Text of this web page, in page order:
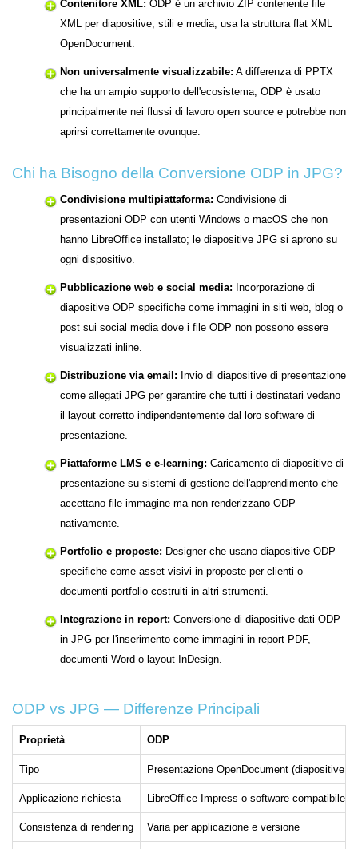
Contenitore XML: ODP è un archivio ZIP contenente file
XML per diapositive, stili e media; usa la struttura flat XML
OpenDocument.
Non universalmente visualizzabile: A differenza di PPTX
che ha un ampio supporto dell'ecosistema, ODP è usato
principalmente nei flussi di lavoro open source e potrebbe non
aprirsi correttamente ovunque.
Chi ha Bisogno della Conversione ODP in JPG?
Condivisione multipiattaforma: Condivisione di
presentazioni ODP con utenti Windows o macOS che non
hanno LibreOffice installato; le diapositive JPG si aprono su
ogni dispositivo.
Pubblicazione web e social media: Incorporazione di
diapositive ODP specifiche come immagini in siti web, blog o
post sui social media dove i file ODP non possono essere
visualizzati inline.
Distribuzione via email: Invio di diapositive di presentazione
come allegati JPG per garantire che tutti i destinatari vedano
il layout corretto indipendentemente dal loro software di
presentazione.
Piattaforme LMS e e-learning: Caricamento di diapositive di
presentazione su sistemi di gestione dell'apprendimento che
accettano file immagine ma non renderizzano ODP
nativamente.
Portfolio e proposte: Designer che usano diapositive ODP
specifiche come asset visivi in proposte per clienti o
documenti portfolio costruiti in altri strumenti.
Integrazione in report: Conversione di diapositive dati ODP
in JPG per l'inserimento come immagini in report PDF,
documenti Word o layout InDesign.
ODP vs JPG — Differenze Principali
Proprietà ODP
Tipo Presentazione OpenDocument (diapositive,
Applicazione richiesta LibreOffice Impress o software compatibile
Consistenza di rendering Varia per applicazione e versione